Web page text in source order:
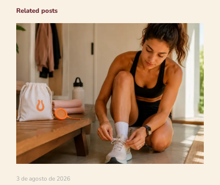
Related posts
3 de agosto de 2026